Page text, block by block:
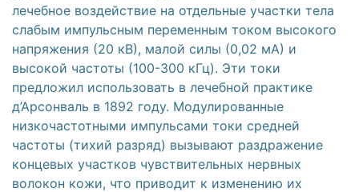
лечебное воздействие на отдельные участки тела
слабым импульсным переменным током высокого
напряжения (20 кВ), малой силы (0,02 мА) и
высокой частоты (100-300 кГц). Эти токи
предложил использовать в лечебной практике
д’Арсонваль в 1892 году. Модулированные
низкочастотными импульсами токи средней
частоты (тихий разряд) вызывают раздражение
концевых участков чувствительных нервных
волокон кожи, что приводит к изменению их